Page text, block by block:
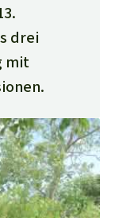
drei
mit